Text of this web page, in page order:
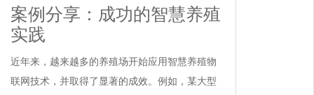
案例分享：成功的智慧养殖
实践
近年来，越来越多的养殖场开始应用智慧养殖物
联网技术，并取得了显著的成效。例如，某大型